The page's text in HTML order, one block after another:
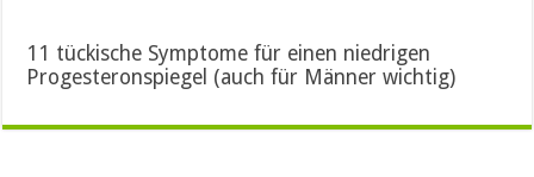
11 tückische Symptome für einen niedrigen
Progesteronspiegel (auch für Männer wichtig)